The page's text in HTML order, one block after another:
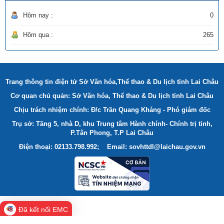
Hôm nay : 0
Hôm qua : 265
Trang thông tin điện tử Sở Văn hóa,Thể thao & Du lịch tỉnh Lai Châu
Cơ quan chủ quản: Sở Văn hóa, Thể thao & Du lịch tỉnh Lai Châu
Chịu trách nhiệm chính: Đ/c Trần Quang Kháng - Phó giám đốc
Trụ sở: Tầng 5, nhà D, khu Trung tâm Hành chính- Chính trị tỉnh,
P.Tân Phong, T.P Lai Châu
Điện thoại: 02133.798.992; Email: sovhttdl@laichau.gov.vn
Đã kết nối EMC